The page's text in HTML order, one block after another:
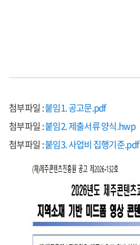
첨부파일 :붙임1. 공고문.pdf
첨부파일 :붙임2. 제출서류 양식.hwp
첨부파일 :붙임3. 사업비 집행기준.pdf